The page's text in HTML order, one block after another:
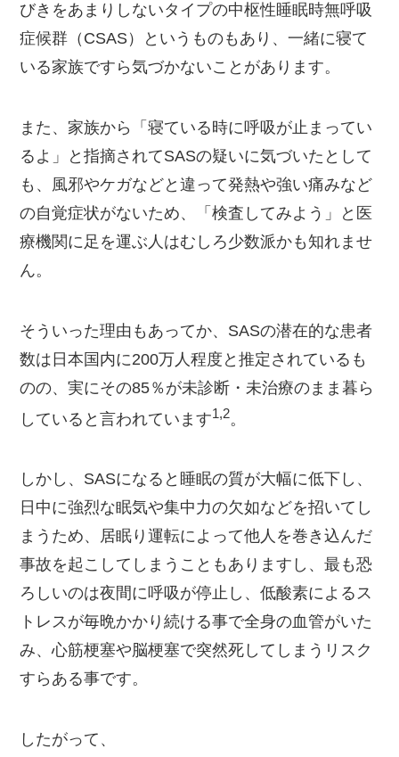
びきをあまりしないタイプの中枢性睡眠時無呼吸
症候群（CSAS）というものもあり、一緒に寝て
いる家族ですら気づかないことがあります。
また、家族から「寝ている時に呼吸が止まってい
るよ」と指摘されてSASの疑いに気づいたとして
も、風邪やケガなどと違って発熱や強い痛みなど
の自覚症状がないため、「検査してみよう」と医
療機関に足を運ぶ人はむしろ少数派かも知れませ
ん。
そういった理由もあってか、SASの潜在的な患者
数は日本国内に200万人程度と推定されているも
のの、実にその85％が未診断・未治療のまま暮ら
していると言われています​1,2​。
しかし、SASになると睡眠の質が大幅に低下し、
日中に強烈な眠気や集中力の欠如などを招いてし
まうため、居眠り運転によって他人を巻き込んだ
事故を起こしてしまうこともありますし、最も恐
ろしいのは夜間に呼吸が停止し、低酸素によるス
トレスが毎晩かかり続ける事で全身の血管がいた
み、心筋梗塞や脳梗塞で突然死してしまうリスク
すらある事です。
したがって、